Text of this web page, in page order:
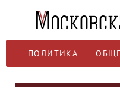
ПОЛИТИКА